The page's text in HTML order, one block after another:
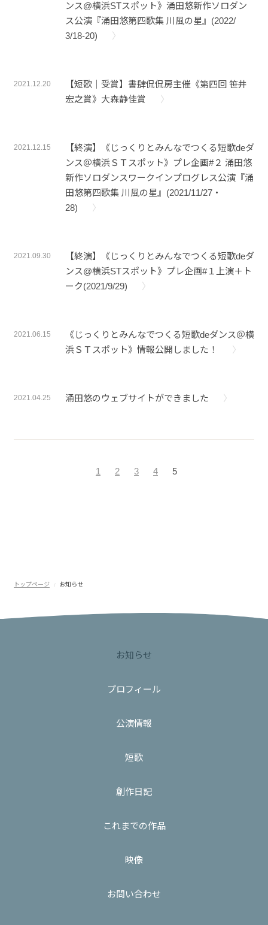
ンス@横浜STスポット》涌田悠新作ソロダン
ス公演『涌田悠第四歌集 川風の星』(2022/
3/18-20)
2021.12.20
【短歌｜受賞】書肆侃侃房主催《第四回 笹井
宏之賞》大森静佳賞
2021.12.15
【終演】《じっくりとみんなでつくる短歌deダ
ンス＠横浜ＳＴスポット》プレ企画#２ 涌田悠
新作ソロダンスワークインプログレス公演『涌
田悠第四歌集 川風の星』(2021/11/27・
28)
2021.09.30
【終演】《じっくりとみんなでつくる短歌deダ
ンス@横浜STスポット》プレ企画#１上演＋ト
ーク(2021/9/29)
2021.06.15
《じっくりとみんなでつくる短歌deダンス＠横
浜ＳＴスポット》情報公開しました！
2021.04.25 涌田悠のウェブサイトができました
1 2 3 4 5
トップページ お知らせ
お知らせ
プロフィール
公演情報
短歌
創作日記
これまでの作品
映像
お問い合わせ